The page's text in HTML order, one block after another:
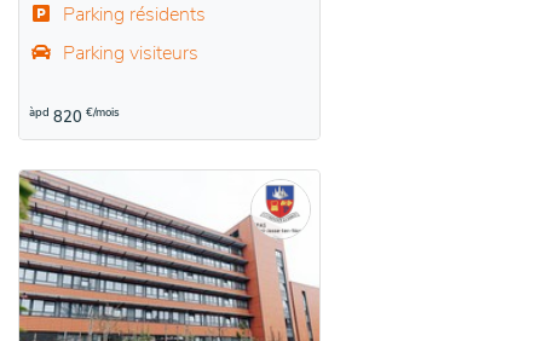
Parking résidents
Parking visiteurs
àpd 820 €/mois